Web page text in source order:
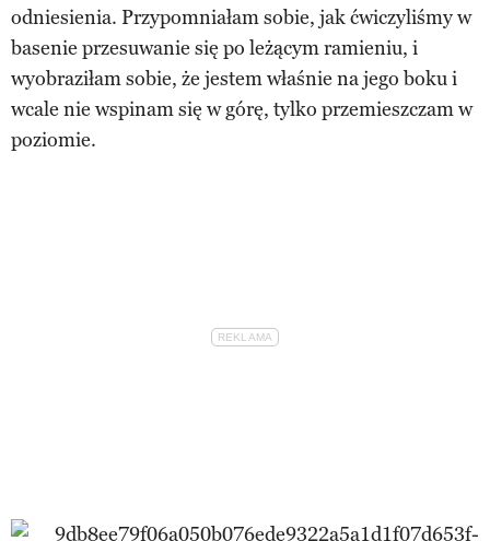
odniesienia. Przypomniałam sobie, jak ćwiczyliśmy w
basenie przesuwanie się po leżącym ramieniu, i
wyobraziłam sobie, że jestem właśnie na jego boku i
wcale nie wspinam się w górę, tylko przemieszczam w
poziomie.